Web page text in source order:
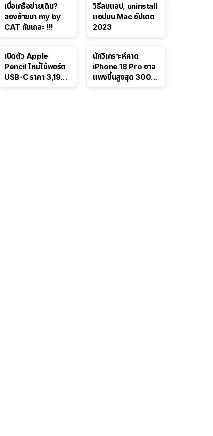
เบื่อเครือข่ายเดิม?
ลองย้ายมา my by
CAT กันเถอะ !!!
วิธีลบแอป, uninstall
แอปบน Mac อัปเดต
2023
เปิดตัว Apple
Pencil ใหม่ใช้พอร์ต
USB-C ราคา 3,190
นักวิเคราะห์คาด
iPhone 18 Pro อาจ
แพงขึ้นสูงสุด 300